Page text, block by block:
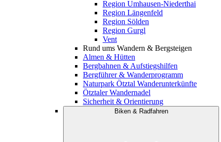
Region Umhausen-Niederthai
Region Längenfeld
Region Sölden
Region Gurgl
Vent
Rund ums Wandern & Bergsteigen
Almen & Hütten
Bergbahnen & Aufstiegshilfen
Bergführer & Wanderprogramm
Naturpark Ötztal Wanderunterkünfte
Ötztaler Wandernadel
Sicherheit & Orientierung
Biken & Radfahren